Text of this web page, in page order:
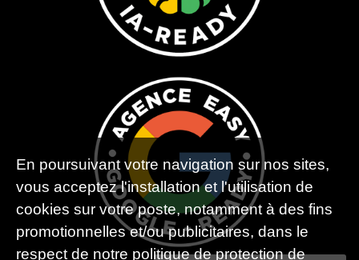
En poursuivant votre navigation sur nos sites,
vous acceptez l'installation et l'utilisation de
cookies sur votre poste, notamment à des fins
promotionnelles et/ou publicitaires, dans le
respect de notre politique de protection de